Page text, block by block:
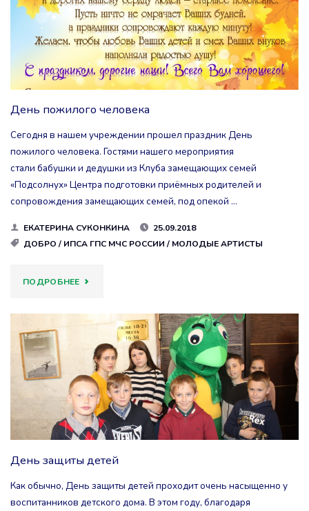
День пожилого человека
Сегодня в нашем учреждении прошел праздник День
пожилого человека. Гостями нашего мероприятия
стали бабушки и дедушки из Клуба замещающих семей
«Подсолнух» Центра подготовки приёмных родителей и
сопровождения замещающих семей, под опекой …
ЕКАТЕРИНА СУКОНКИНА
25.09.2018
ДОБРО / ИПСА ГПС МЧС РОССИИ / МОЛОДЫЕ АРТИСТЫ
ПОДРОБНЕЕ"ДЕНЬ
ЧЕЛОВЕКА"
День защиты детей
Как обычно, День защиты детей проходит очень насыщенно у
воспитанников детского дома. В этом году, благодаря